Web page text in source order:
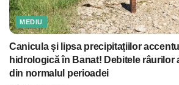
MEDIU
Canicula și lipsa precipitațiilor
hidrologică în Banat! Debitele râurilor
din normalul perioadei